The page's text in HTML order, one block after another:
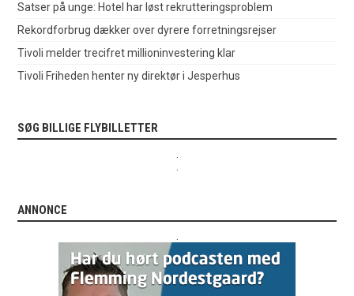
Satser på unge: Hotel har løst rekrutteringsproblem
Rekordforbrug dækker over dyrere forretningsrejser
Tivoli melder trecifret millioninvestering klar
Tivoli Friheden henter ny direktør i Jesperhus
SØG BILLIGE FLYBILLETTER
ANNONCE